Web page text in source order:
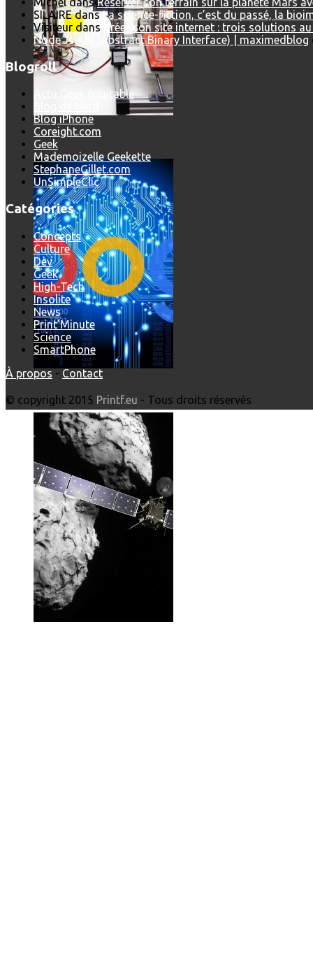
L’intelligence artificielle de Google a maintenant son propre
SILAIREdansLa science-fiction, c’est du passé, la
Visiteur dans
Créer son site internet : trois solutions au
Node.Js ABI (Abstract Binary Interface) | maximedblog
Blogroll
Actu Geek équitable
Blog iPhone
Coreight.com
Geek
Mademoizelle Geekette
StephaneGillet.com
UnSimpleClic
Catégories
Concepts
Culture
Dev
Geek
High-Tech
Insolite
News
Print'Minute
Science
SmartPhone
À propos - Contact
© copyright 2015 Printf.eu - Tous droits réservés